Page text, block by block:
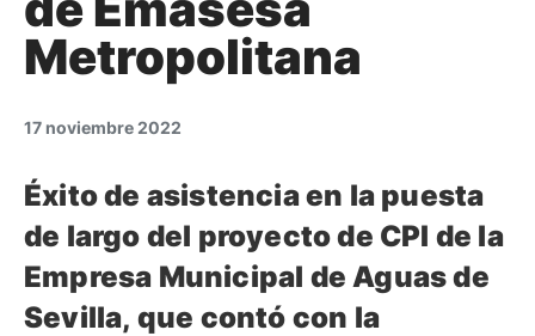
Metropolitana
17 noviembre 2022
Éxito de asistencia en la puesta
de largo del proyecto de CPI de la
Empresa Municipal de Aguas de
Sevilla, que contó con la